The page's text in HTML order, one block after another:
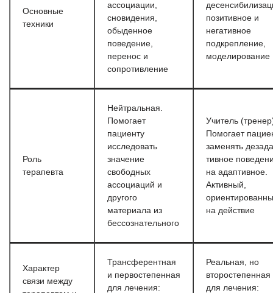
Основные
техники
ассоциации,
сновидения,
обыденное
поведение,
перенос и
сопротивление
позитивное и
негативное
подкрепление,
моделирование
Роль
терапевта
Нейтральная.
Помогает
пациенту
исследовать
значение
свободных
ассоциаций и
другого
материала из
бессознательного
Учитель
Помогает
заменять
тивное
на адаптивное.
Активный,
на действие
Характер
связи между
Трансферентная
и первостепенная
для лечения:
Реальная, но
второстепенная
для лечения: